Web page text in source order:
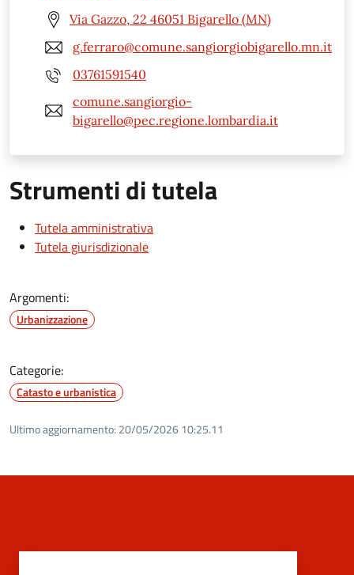
Via Gazzo, 22 46051 Bigarello (MN)
g.ferraro@comune.sangiorgiobigarello.mn.it
03761591540
comune.sangiorgio-
bigarello@pec.regione.lombardia.it
Strumenti di tutela
Tutela amministrativa
Tutela giurisdizionale
Argomenti:
Urbanizzazione
Categorie:
Catasto e urbanistica
Ultimo aggiornamento: 20/05/2026 10:25.11